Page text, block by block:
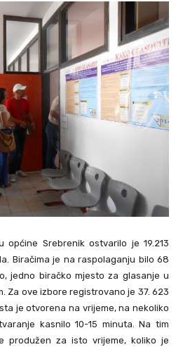
općine Srebrenik ostvarilo je 19.213
Biračima je na raspolaganju bilo 68
jedno biračko mjesto za glasanje u
Za ove izbore registrovano je 37. 623
je otvorena na vrijeme, na nekoliko
kasnilo 10-15 minuta. Na tim
produžen za isto vrijeme, koliko je